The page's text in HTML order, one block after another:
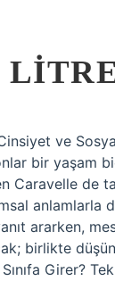
ve
bir yaşam
Caravelle de
anlamlarla
ararken,
birlikte
Girer?